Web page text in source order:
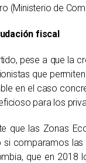
(Ministerio de
fiscal
pese a que la
que
en el caso
para los
que las Zonas
comparamos
que en